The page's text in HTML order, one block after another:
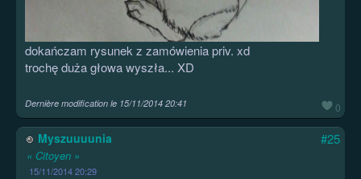
0
dokańczam rysunek z zamówienia priv. xd
trochę duża głowa wyszła... XD
Dernière modification le 15/11/2014 20:41
Myszuuuunia
« Citoyen »
15/11/2014 20:29
#25